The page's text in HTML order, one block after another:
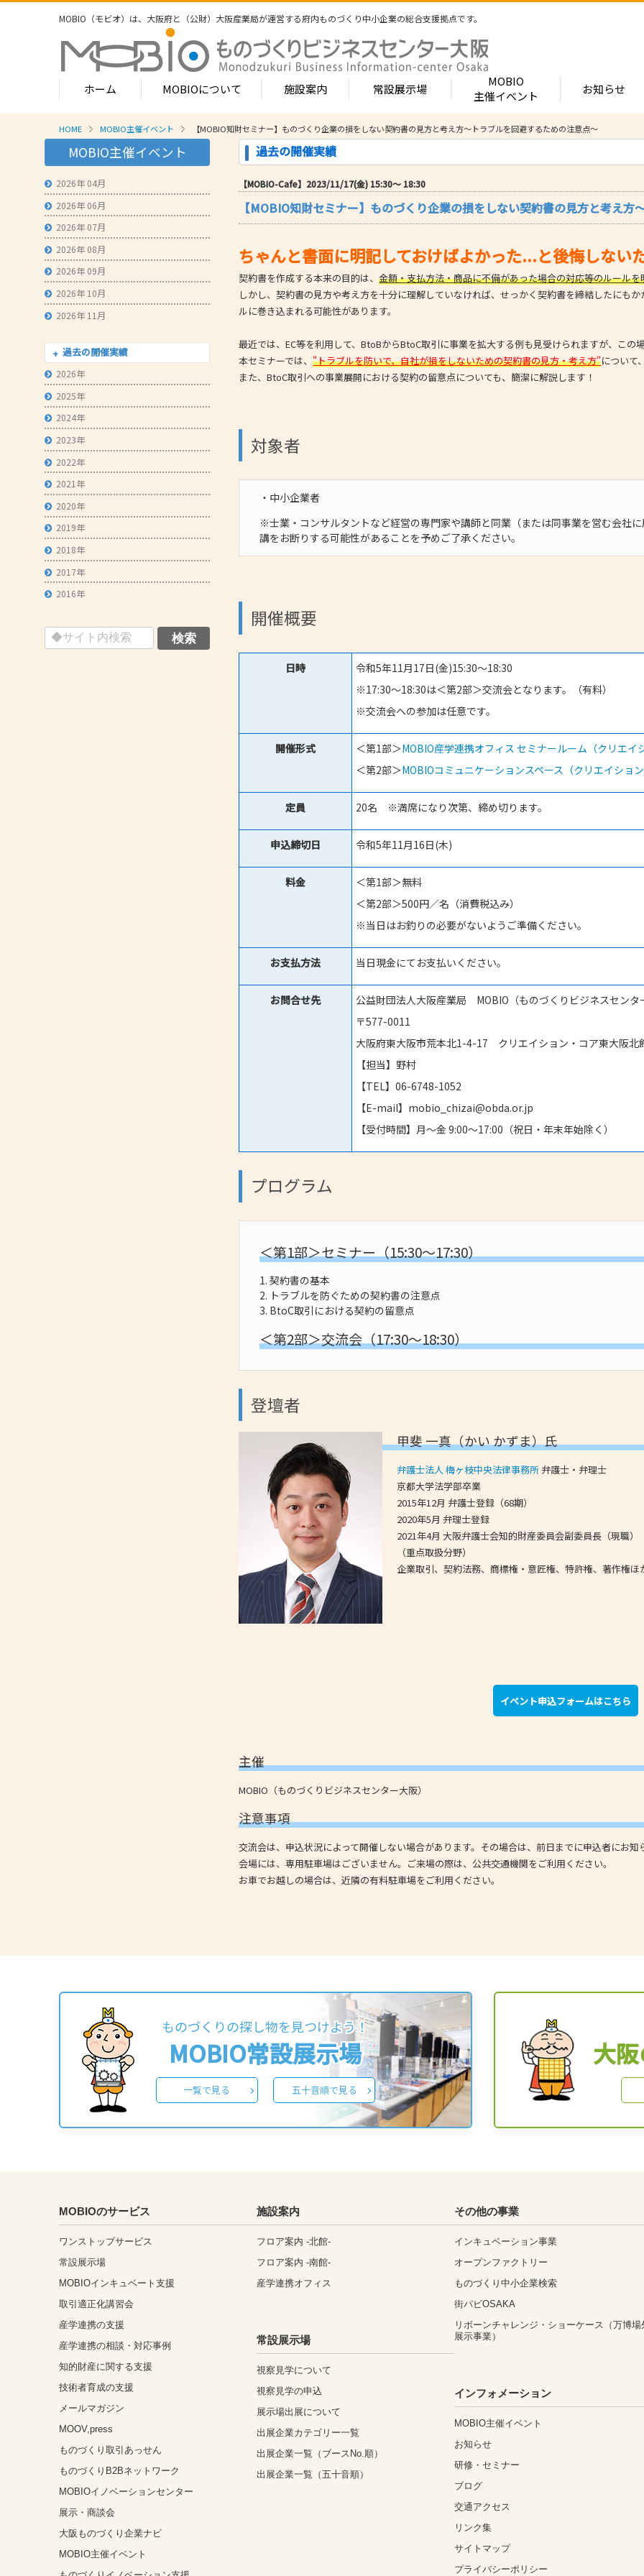
MOBIO（モビオ）は、大阪府と（公財）大阪産業局が運営する府内ものづくり中小企業の総合支援拠点です。
ホーム MOBIOについて
MOBIOのサービス
- ワンストップサービス
- 常設展示場
- MOBIOインキュベート支援
- 取引適正化講習会
- 産学連携の支援
- 産学連携の相談・対応事例
- 知的財産に関する支援
- 技術者育成の支援
- メールマガジン
- ものづくりB2Bネットワーク
- 展示・商談会
- 大阪ものづくり企業ナビ
- MOBIO主催イベント
- 大規模展示商談会活用事業（出展支援事業）
- 大阪府中小企業等外国出願支援事業
- 大阪ものづくり優良企業賞
- 大阪製ブランド認定制度
- 大阪の伝統工芸品
MOBIOとは
- MOBIOの4つの
- オープンファク
- ものづくり中小
- リボーンチャレ
（万博場外展示
施設案内
- フロア案内 -北館-
1-2階（常設展示企業五十音順一覧）
常設展示場のご案内
3階
4階（インキュベートルーム）
- フロア案内 -南館-
1階
2階
産学連携オフィス
3階
常設展示場
常設展示場
- MOBIO 常設展示場
視察見学について
展示場出展について
出展のメリット
出展するには？
よくある質問
出展企業の声
出展企業紹介
- 出展企業カテ
出展企業一覧（
加工・処理
機械・装置
電子・光学
化学・樹脂
MOBIO
主催イベント
お知らせ
HOME MOBIO主催イベント 【MOBIO知財セミナー】ものづくり企業の損をしない契約書の見方と考え方～トラブルを回避するための注意点～
MOBIO主催イベント
2026年 04月
2026年 06月
2026年 07月
2026年 08月
2026年 09月
2026年 10月
2026年 11月
過去の開催実績
2026年
2025年
2024年
2023年
2022年
2021年
2020年
2019年
2018年
2017年
2016年
過去の開催実績
【MOBIO-Cafe】2023/11/17(金) 15:30〜 18:30
【MOBIO知財セミナー】ものづくり企業の損をしない契約書の見方と考え
ちゃんと書面に明記しておけばよかった...と後悔しない
契約書を作成する本来の目的は、金額・支払方法・商品に不備があった場合の対応等のルール
しかし、契約書の見方や考え方を十分に理解していなければ、せっかく契約書を締結したにも
ルに巻き込まれる可能性があります。
最近では、EC等を利用して、BtoBからBtoC取引に事業を拡大する例も見受けられますが、この
本セミナーでは、"トラブルを防いで、自社が損をしないための契約書の見方・考え方"について
また、BtoC取引への事業展開における契約の留意点についても、簡潔に解説します！
対象者
・中小企業者
※士業・コンサルタントなど経営の専門家や講師と同業（または同事業を営む会社
講をお断りする可能性があることを予めご了承ください。
開催概要
日時
令和5年11月17日(金)15:30～18:30
※17:30～18:30は＜第2部＞交流会となります。（有料）
※交流会への参加は任意です。
開催形式 ＜第1部＞MOBIO産学連携オフィス セミナールーム（クリエイ
＜第2部＞MOBIOコミュニケーションスペース（クリエイショ
定員 20名 ※満席になり次第、締め切ります。
申込締切日 令和5年11月16日(木)
料金
＜第1部＞無料
＜第2部＞500円／名（消費税込み）
※当日はお釣りの必要がないようご準備ください。
お支払方法 当日現金にてお支払いください。
お問合せ先
公益財団法人大阪産業局 MOBIO（ものづくりビジネスセンタ
〒577-0011
大阪府東大阪市荒本北1-4-17 クリエイション・コア東大阪北
【担当】野村
【TEL】06-6748-1052
【E-mail】mobio_chizai@obda.or.jp
【受付時間】月～金 9:00～17:00（祝日・年末年始除く）
プログラム
＜第1部＞セミナー（15:30～17:30）
1. 契約書の基本
2. トラブルを防ぐための契約書の注意点
3. BtoC取引における契約の留意点
＜第2部＞交流会（17:30～18:30）
登壇者
甲斐 一真（かい かずま）氏
弁護士法人 梅ヶ枝中央法律事務所 弁護士・弁理士
京都大学法学部卒業
2015年12月 弁護士登録（68期）
2020年5月 弁理士登録
2021年4月 大阪弁護士会知的財産委員会副委員長（現職）
（重点取扱分野）
企業取引、契約法務、商標権・意匠権、特許権、著作権ほ
イベント申込フォームはこちら
主催
MOBIO（ものづくりビジネスセンター大阪）
注意事項
交流会は、申込状況によって開催しない場合があります。その場合は、前日までに申込者にお知
会場には、専用駐車場はございません。ご来場の際は、公共交通機関をご利用ください。
お車でお越しの場合は、近隣の有料駐車場をご利用ください。
ものづくりの探し物を見つけよう！
MOBIO常設展示場
一覧で見る 五十音順で見る
大
MOBIOのサービス
ワンストップサービス
常設展示場
MOBIOインキュベート支援
取引適正化講習会
産学連携の支援
産学連携の相談・対応事例
知的財産に関する支援
技術者育成の支援
メールマガジン
MOOV,press
ものづくり取引あっせん
ものづくりB2Bネットワーク
MOBIOイノベーションセンター
展示・商談会
大阪ものづくり企業ナビ
MOBIO主催イベント
施設案内
フロア案内 -北館-
フロア案内 -南館-
産学連携オフィス
常設展示場
視察見学について
視察見学の申込
展示場出展について
出展企業カテゴリー一覧
出展企業一覧（ブースNo.順）
出展企業一覧（五十音順）
その他の事業
インキュベーション事業
オープンファクトリー
ものづくり中小企業検索
街パビOSAKA
リボーンチャレンジ・ショーケース（万博場
展示事業）
インフォメーション
MOBIO主催イベント
お知らせ
研修・セミナー
ブログ
交通アクセス
リンク集
サイトマップ
プライバシーポリシー